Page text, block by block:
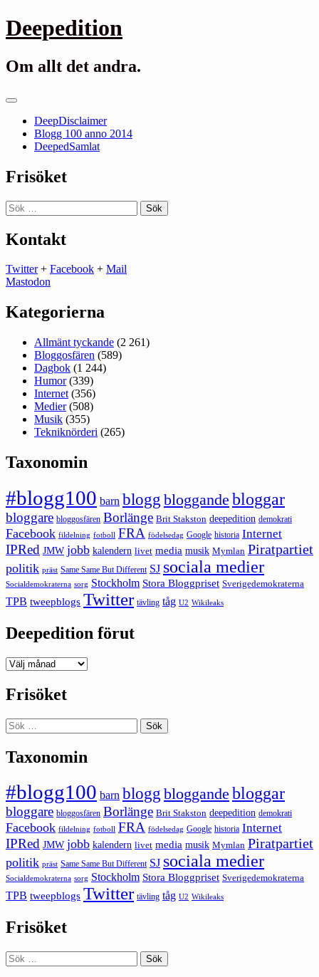
Gå
till
Deepedition
Om allt det andra.
Primär
DeepDisclaimer
Blogg 100 anno 2014
DeepedSamlat
Frisöket
Sök
efter:
Kontakt
Twitter+ Facebook + Mail
Mastodon
Kategorierna
Allmänt tyckande (2 261)
Bloggosfären (589)
Dagbok (1 244)
Humor(339)
Internet (356)
Medier(508)
Musik (355)
Tekniknörderi (265)
Taxonomin
#blogg100 barn blogg bloggande bloggar
bloggare bloggosfären Borlänge Brit Stakston deepedition demokrati
Facebook fildelning fotboll FRA födelsedag Google historia Internet
IPRed JMW jobb kalendern livet media musik Mymlan Piratpartiet
politik präst Same Same But Different SJ sociala medier
Socialdemokraterna sorg Stockholm Stora Bloggpriset Sverigedemokraterna
TPB tweepblogs Twitter tävling tåg U2 Wikileaks
Deepedition förut
Deepedition
Frisöket
Sök
efter:
Taxonomin
#blogg100 barn blogg bloggande bloggar
bloggare bloggosfären Borlänge Brit Stakston deepedition demokrati
Facebook fildelning fotboll FRA födelsedag Google historia Internet
IPRed JMW jobb kalendern livet media musik Mymlan Piratpartiet
politik präst Same Same But Different SJ sociala medier
Socialdemokraterna sorg Stockholm Stora Bloggpriset Sverigedemokraterna
TPB tweepblogs Twitter tävling tåg U2 Wikileaks
Frisöket
Sök
efter: